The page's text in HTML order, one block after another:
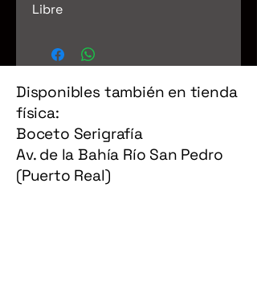
Libre
Disponibles también en tienda
física:
Boceto Serigrafía
Av. de la Bahía Río San Pedro
(Puerto Real)